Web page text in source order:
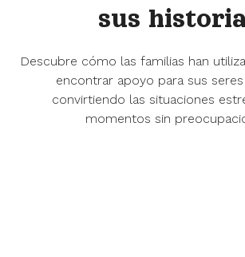
sus
Descubre cómo las familias han
encontrar apoyo para sus
convirtiendo las situaciones
momentos sin